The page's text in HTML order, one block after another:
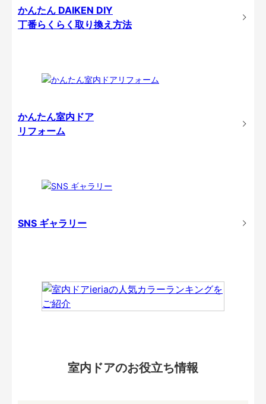
かんたん DAIKEN DIY
丁番らくらく取り換え方法
かんたん室内ドア
リフォーム
SNS ギャラリー
室内ドアのお役立ち情報